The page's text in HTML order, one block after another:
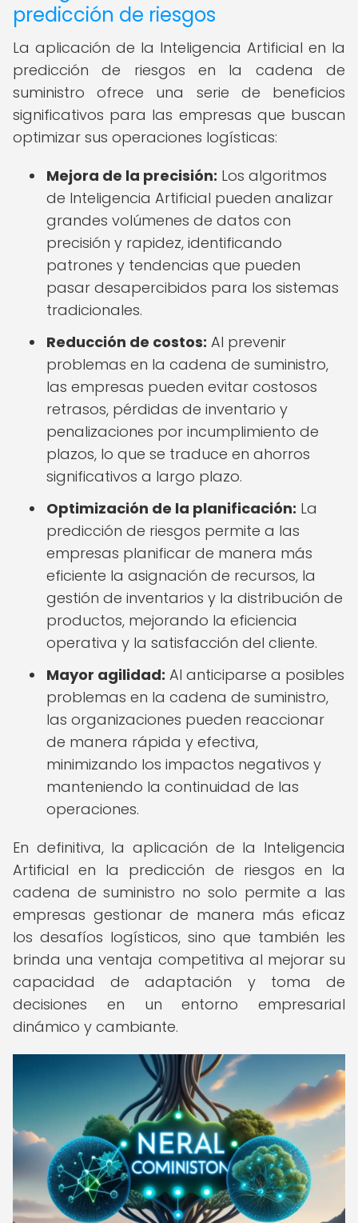
predicción de riesgos
La aplicación de la Inteligencia Artificial en la
predicción de riesgos en la cadena de
suministro ofrece una serie de beneficios
significativos para las empresas que buscan
optimizar sus operaciones logísticas:
Mejora de la precisión: Los algoritmos
de Inteligencia Artificial pueden analizar
grandes volúmenes de datos con
precisión y rapidez, identificando
patrones y tendencias que pueden
pasar desapercibidos para los sistemas
tradicionales.
Reducción de costos: Al prevenir
problemas en la cadena de suministro,
las empresas pueden evitar costosos
retrasos, pérdidas de inventario y
penalizaciones por incumplimiento de
plazos, lo que se traduce en ahorros
significativos a largo plazo.
Optimización de la planificación: La
predicción de riesgos permite a las
empresas planificar de manera más
eficiente la asignación de recursos, la
gestión de inventarios y la distribución de
productos, mejorando la eficiencia
operativa y la satisfacción del cliente.
Mayor agilidad: Al anticiparse a posibles
problemas en la cadena de suministro,
las organizaciones pueden reaccionar
de manera rápida y efectiva,
minimizando los impactos negativos y
manteniendo la continuidad de las
operaciones.
En definitiva, la aplicación de la Inteligencia
Artificial en la predicción de riesgos en la
cadena de suministro no solo permite a las
empresas gestionar de manera más eficaz
los desafíos logísticos, sino que también les
brinda una ventaja competitiva al mejorar su
capacidad de adaptación y toma de
decisiones en un entorno empresarial
dinámico y cambiante.